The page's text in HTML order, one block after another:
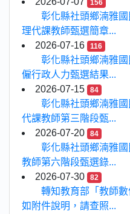
156
彰化縣社頭鄉湳雅
理代課教師甄選簡章...
2026-07-16
116
彰化縣社頭鄉湳雅國
僱行政人力甄選結果...
2026-07-15
84
彰化縣社頭鄉湳雅
代課教師第三階段甄...
2026-07-20
84
彰化縣社頭鄉湳雅
教師第六階段甄選錄...
2026-07-30
82
轉知教育部「教師
如附件說明，請查照...